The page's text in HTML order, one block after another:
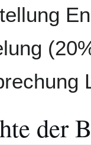
der